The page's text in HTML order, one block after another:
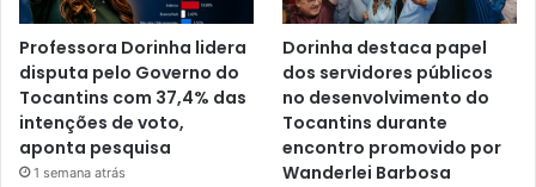
Professora Dorinha lidera
disputa pelo Governo do
Tocantins com 37,4% das
intenções de voto,
aponta pesquisa
1 semana atrás
Dorinha destaca papel
dos servidores públicos
no desenvolvimento do
Tocantins durante
encontro promovido por
Wanderlei Barbosa